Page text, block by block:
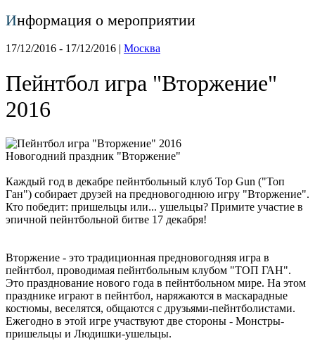
Информация о мероприятии
17/12/2016 - 17/12/2016 | Москва
Пейнтбол игра "Вторжение"
2016
Новогодний праздник "Вторжение"
Каждый год в декабре пейнтбольный клуб Top Gun ("Топ
Ган") собирает друзей на предновогоднюю игру "Вторжение".
Кто победит: пришельцы или... ушельцы? Примите участие в
эпичной пейнтбольной битве 17 декабря!
Вторжение - это традиционная предновогодняя игра в
пейнтбол, проводимая пейнтбольным клубом "ТОП ГАН".
Это празднование нового года в пейнтбольном мире. На этом
празднике играют в пейнтбол, наряжаются в маскарадные
костюмы, веселятся, общаются с друзьями-пейнтболистами.
Ежегодно в этой игре участвуют две стороны - Монстры-
пришельцы и Людишки-ушельцы.